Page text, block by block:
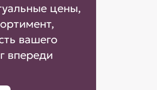
цены,
вашего
впереди